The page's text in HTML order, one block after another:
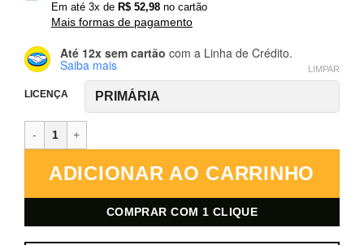
Em até 3x de R$ 52,98 no cartão
Mais formas de pagamento
Até 12x sem cartão com a Linha de Crédito.
Saiba mais
LICENÇA
LIMPAR
ADICIONAR AO CARRINHO
COMPRAR COM 1 CLIQUE